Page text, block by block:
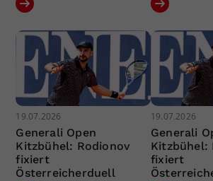
19.07.2026
Generali Open
Kitzbühel: Rodionov
fixiert
Österreicherduell
19.07.2026
Generali
Kitzbühel:
fixiert